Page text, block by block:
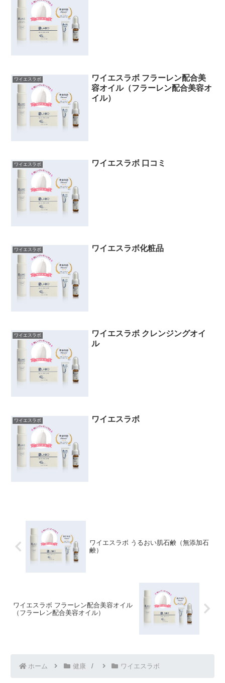
ワイエスラボ
ワイエスラボ フラーレン配合美
容オイル（フラーレン配合美容オ
イル）
ワイエスラボ ワイエスラボ 口コミ
ワイエスラボ ワイエスラボ化粧品
ワイエスラボ
ワイエスラボ クレンジングオイ
ル
ワイエスラボ ワイエスラボ
ワイエスラボ うるおい肌石鹸（無添加石
鹸）
ワイエスラボ フラーレン配合美容オイル
（フラーレン配合美容オイル）
ホーム 健康 ワイエスラボ